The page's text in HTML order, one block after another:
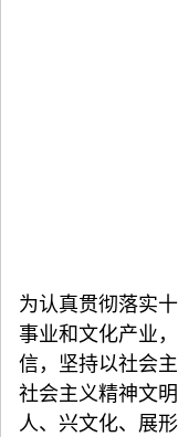
为认真贯彻落实
事业和文化产业
信，坚持以社会
社会主义精神文
人、兴文化、展